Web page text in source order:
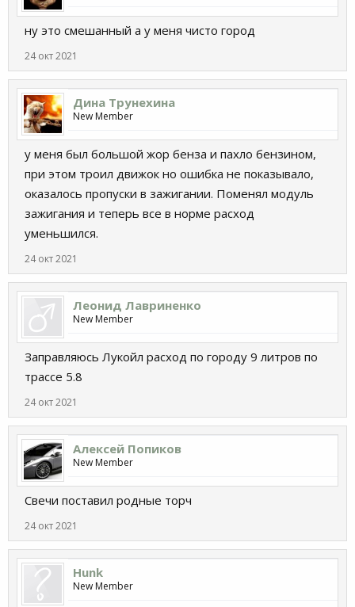
ну это смешанный а у меня чисто город
24 окт 2021
Дина Трунехина
New Member
у меня был большой жор бенза и пахло бензином,
при этом троил движок но ошибка не показывало,
оказалось пропуски в зажигании. Поменял модуль
зажигания и теперь все в норме расход
уменьшился.
24 окт 2021
Леонид Лавриненко
New Member
Заправляюсь Лукойл расход по городу 9 литров по
трассе 5.8
24 окт 2021
Алексей Попиков
New Member
Свечи поставил родные торч
24 окт 2021
Hunk
New Member